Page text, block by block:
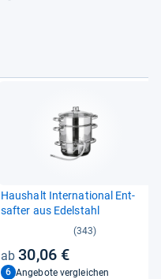
Haus­halt Inter­na­tio­nal Ent­
saf­ter aus Edel­stahl
(343)
30,06 €
6 Angebote vergleichen